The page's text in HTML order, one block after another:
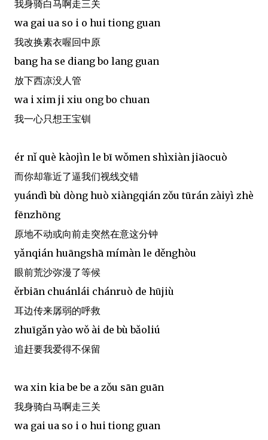
我身骑白马啊走三关
wa gai ua so i o hui tiong guan
我改换素衣喔回中原
bang ha se diang bo lang guan
放下西凉没人管
wa i xim ji xiu ong bo chuan
我一心只想王宝钏
ér nǐ què kàojìn le bī wǒmen shìxiàn jiāocuò
而你却靠近了逼我们视线交错
yuándì bù dòng huò xiàngqián zǒu tūrán zàiyì zhè
fēnzhōng
原地不动或向前走突然在意这分钟
yǎnqián huāngshā mímàn le děnghòu
眼前荒沙弥漫了等候
ěrbiān chuánlái chánruò de hūjiù
耳边传来孱弱的呼救
zhuīgǎn yào wǒ ài de bù bǎoliú
追赶要我爱得不保留
wa xin kia be be a zǒu sān guān
我身骑白马啊走三关
wa gai ua so i o hui tiong guan